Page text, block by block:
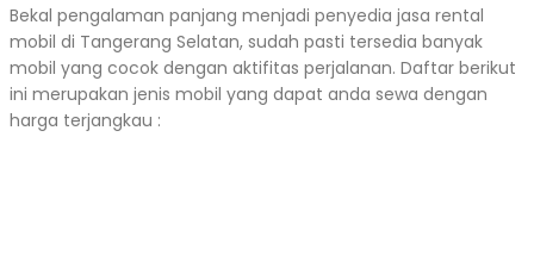
Bekal pengalaman panjang menjadi penyedia jasa rental
mobil di Tangerang Selatan, sudah pasti tersedia banyak
mobil yang cocok dengan aktifitas perjalanan. Daftar berikut
ini merupakan jenis mobil yang dapat anda sewa dengan
harga terjangkau :